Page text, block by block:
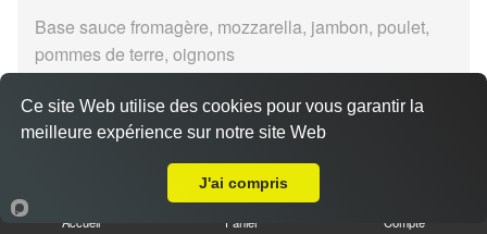
Base sauce fromagère, mozzarella, jambon, poulet,
pommes de terre, oignons
11.50 €
Accueil Panier Compte
Ce site Web utilise des cookies pour vous garantir la
meilleure expérience sur notre site Web
J'ai compris